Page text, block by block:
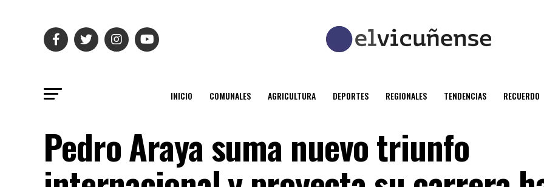
INICIO COMUNALES AGRICULTURA DEPORTES REGIONALES TENDENCIAS RECUERDO
Pedro Araya suma nuevo triunfo